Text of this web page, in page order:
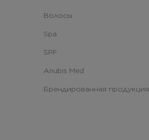
Волосы
Spa
SPF
Anubis Med
Брендированная продукция